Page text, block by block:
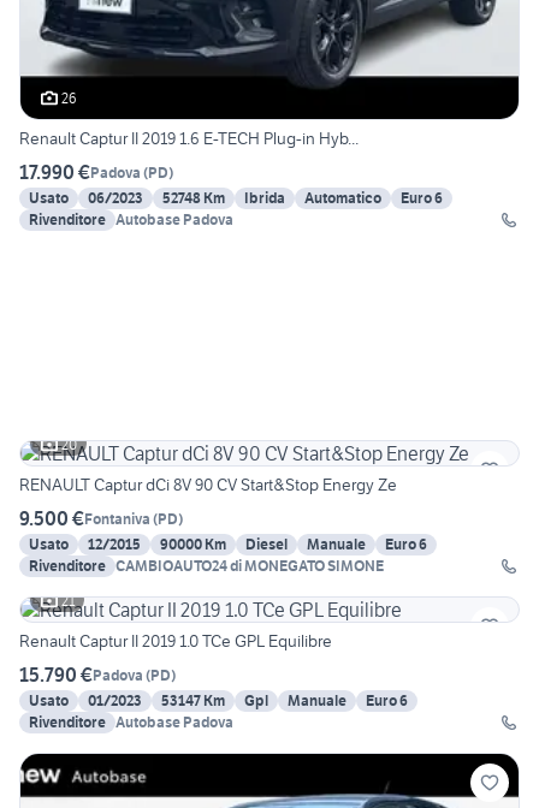
26
Renault Captur II 2019 1.6 E-TECH Plug-in Hyb...
17.990 €Padova (PD)
Usato
06/2023 52748 Km Ibrida Automatico
Euro 6
Rivenditore Autobase Padova
20
RENAULT Captur dCi 8V 90 CV Start&Stop Energy Ze
9.500 €Fontaniva (PD)
Usato
12/2015 90000 Km Diesel Manuale
Euro 6
Rivenditore CAMBIOAUTO24 di MONEGATO SIMONE
21
Renault Captur II 2019 1.0 TCe GPL Equilibre
15.790 €Padova (PD)
Usato
01/2023 53147 Km Gpl Manuale
Euro 6
Rivenditore Autobase Padova